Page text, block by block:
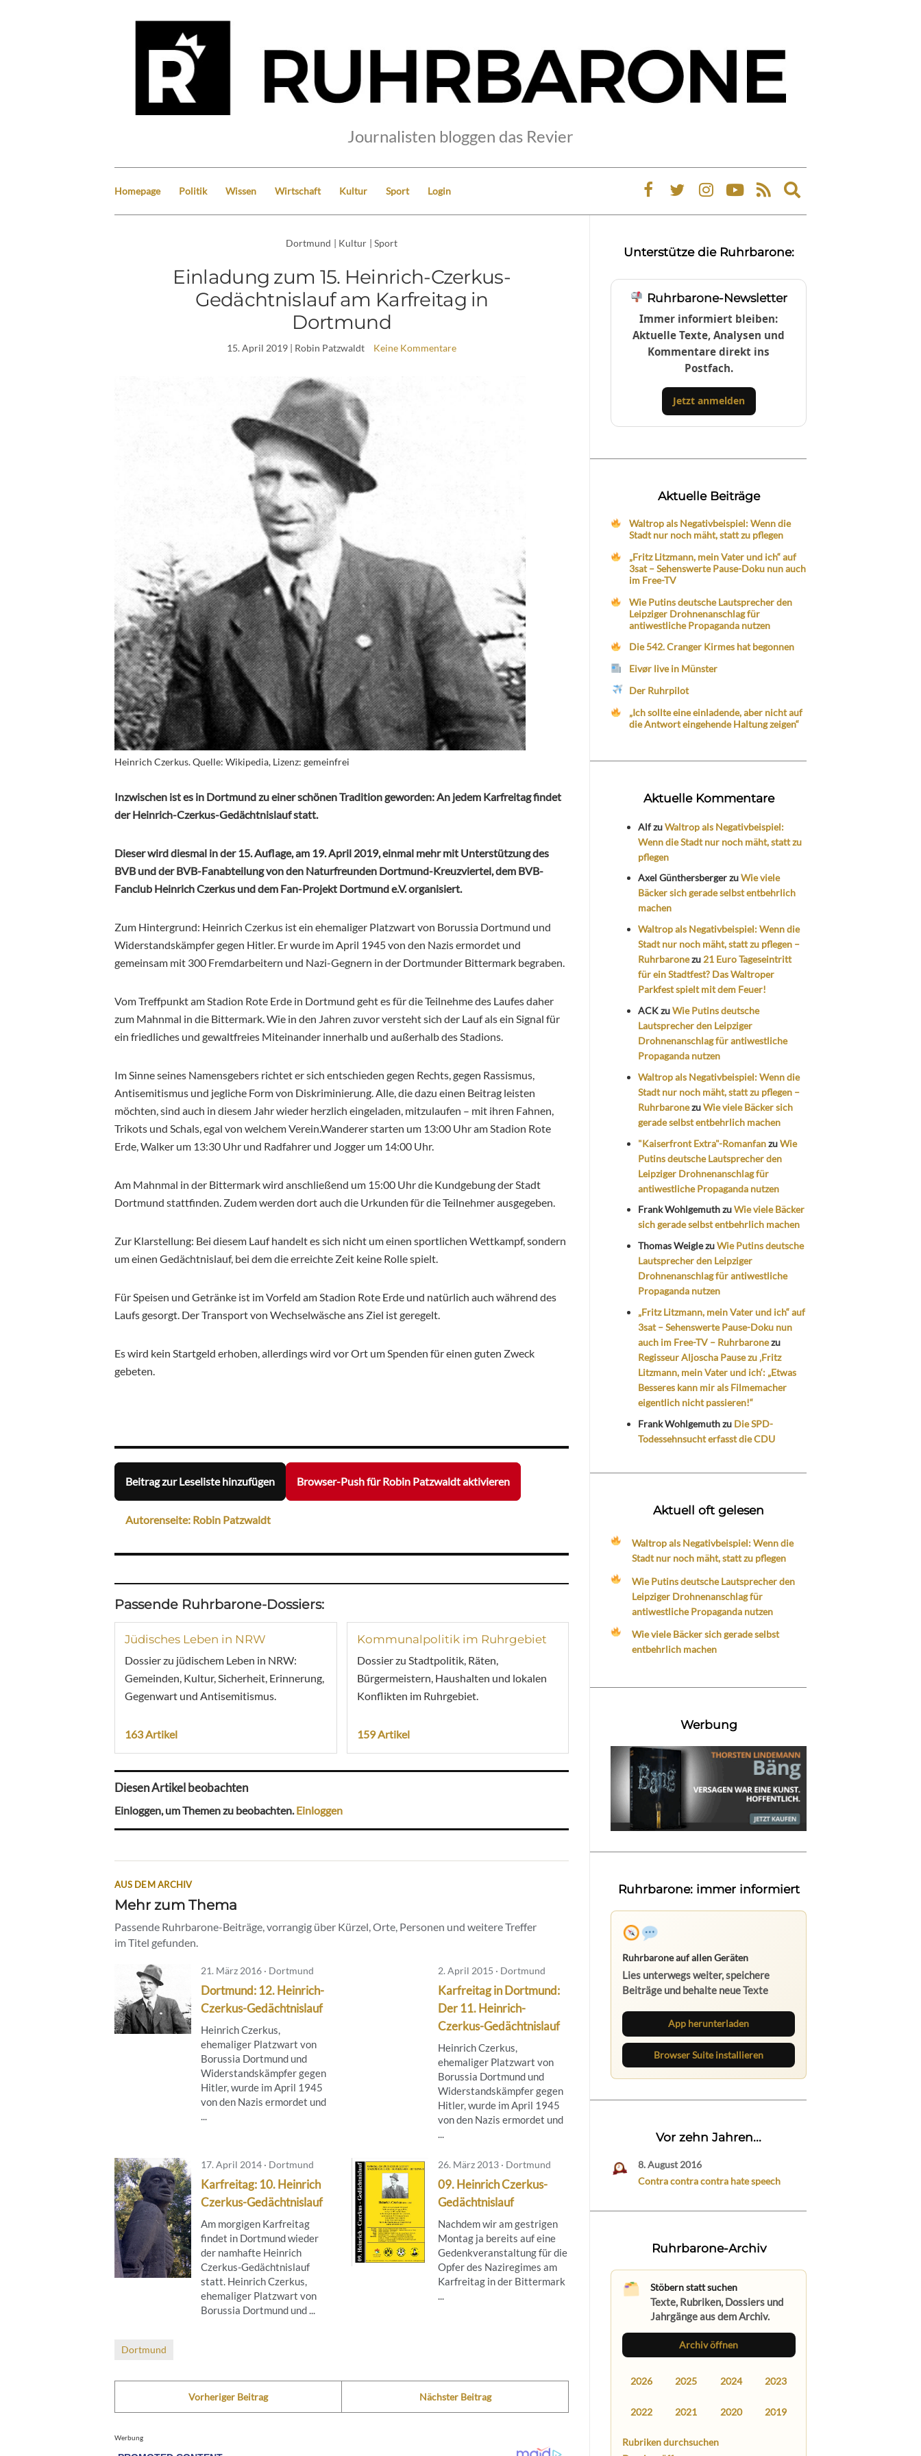
Journalisten bloggen das Revier
Homepage Politik Wissen Wirtschaft Kultur Sport Login
Expand
search
Dortmund | Kultur | Sport
Einladung zum 15. Heinrich-Czerkus-
Gedächtnislauf am Karfreitag in
Dortmund
15. April 2019 | Robin Patzwaldt Keine Kommentare
Heinrich Czerkus. Quelle: Wikipedia, Lizenz: gemeinfrei
Inzwischen ist es in Dortmund zu einer schönen Tradition geworden: An jedem Karfreitag findet
der Heinrich-Czerkus-Gedächtnislauf statt.
Dieser wird diesmal in der 15. Auflage, am 19. April 2019, einmal mehr mit Unterstützung des
BVB und der BVB-Fanabteilung von den Naturfreunden Dortmund-Kreuzviertel, dem BVB-
Fanclub Heinrich Czerkus und dem Fan-Projekt Dortmund e.V. organisiert.
Zum Hintergrund: Heinrich Czerkus ist ein ehemaliger Platzwart von Borussia Dortmund und
Widerstandskämpfer gegen Hitler. Er wurde im April 1945 von den Nazis ermordet und
gemeinsam mit 300 Fremdarbeitern und Nazi-Gegnern in der Dortmunder Bittermark begraben.
Vom Treffpunkt am Stadion Rote Erde in Dortmund geht es für die Teilnehme des Laufes daher
zum Mahnmal in die Bittermark. Wie in den Jahren zuvor versteht sich der Lauf als ein Signal für
ein friedliches und gewaltfreies Miteinander innerhalb und außerhalb des Stadions.
Im Sinne seines Namensgebers richtet er sich entschieden gegen Rechts, gegen Rassismus,
Antisemitismus und jegliche Form von Diskriminierung. Alle, die dazu einen Beitrag leisten
möchten, sind auch in diesem Jahr wieder herzlich eingeladen, mitzulaufen – mit ihren Fahnen,
Trikots und Schals, egal von welchem Verein.Wanderer starten um 13:00 Uhr am Stadion Rote
Erde, Walker um 13:30 Uhr und Radfahrer und Jogger um 14:00 Uhr.
Am Mahnmal in der Bittermark wird anschließend um 15:00 Uhr die Kundgebung der Stadt
Dortmund stattfinden. Zudem werden dort auch die Urkunden für die Teilnehmer ausgegeben.
Zur Klarstellung: Bei diesem Lauf handelt es sich nicht um einen sportlichen Wettkampf, sondern
um einen Gedächtnislauf, bei dem die erreichte Zeit keine Rolle spielt.
Für Speisen und Getränke ist im Vorfeld am Stadion Rote Erde und natürlich auch während des
Laufs gesorgt. Der Transport von Wechselwäsche ans Ziel ist geregelt.
Es wird kein Startgeld erhoben, allerdings wird vor Ort um Spenden für einen guten Zweck
gebeten.
Beitrag zur Leseliste hinzufügen Browser-Push für Robin Patzwaldt aktivieren
Autorenseite: Robin Patzwaldt
Passende Ruhrbarone-Dossiers:
Jüdisches Leben in NRW
Dossier zu jüdischem Leben in NRW:
Gemeinden, Kultur, Sicherheit, Erinnerung,
Gegenwart und Antisemitismus.
163 Artikel
Kommunalpolitik im Ruhrgebiet
Dossier zu Stadtpolitik, Räten,
Bürgermeistern, Haushalten und lokalen
Konflikten im Ruhrgebiet.
159 Artikel
Diesen Artikel beobachten
Einloggen, um Themen zu beobachten. Einloggen
AUS DEM ARCHIV
Mehr zum Thema
Passende Ruhrbarone-Beiträge, vorrangig über Kürzel, Orte, Personen und weitere Treffer
im Titel gefunden.
21. März 2016 · Dortmund
Dortmund: 12. Heinrich-
Czerkus-Gedächtnislauf
Heinrich Czerkus,
ehemaliger Platzwart von
Borussia Dortmund und
Widerstandskämpfer gegen
Hitler, wurde im April 1945
von den Nazis ermordet und
...
2. April 2015 · Dortmund
Karfreitag in Dortmund:
Der 11. Heinrich-
Czerkus-Gedächtnislauf
Heinrich Czerkus,
ehemaliger Platzwart von
Borussia Dortmund und
Widerstandskämpfer gegen
Hitler, wurde im April 1945
von den Nazis ermordet und
...
17. April 2014 · Dortmund
Karfreitag: 10. Heinrich
Czerkus-Gedächtnislauf
Am morgigen Karfreitag
findet in Dortmund wieder
der namhafte Heinrich
Czerkus-Gedächtnislauf
statt. Heinrich Czerkus,
ehemaliger Platzwart von
Borussia Dortmund und ...
26. März 2013 · Dortmund
09. Heinrich Czerkus-
Gedächtnislauf
Nachdem wir am gestrigen
Montag ja bereits auf eine
Gedenkveranstaltung für die
Opfer des Naziregimes am
Karfreitag in der Bittermark
...
Dortmund
Vorheriger Beitrag Nächster Beitrag
Werbung
Unterstütze die Ruhrbarone:
Ruhrbarone-Newsletter
Immer informiert bleiben:
Aktuelle Texte, Analysen und
Kommentare direkt ins
Postfach.
Jetzt anmelden
Aktuelle Beiträge
Waltrop als Negativbeispiel: Wenn die
Stadt nur noch mäht, statt zu pflegen
„Fritz Litzmann, mein Vater und ich“ auf
3sat – Sehenswerte Pause-Doku nun auch
im Free-TV
Wie Putins deutsche Lautsprecher den
Leipziger Drohnenanschlag für
antiwestliche Propaganda nutzen
Die 542. Cranger Kirmes hat begonnen
Eivør live in Münster
Der Ruhrpilot
„Ich sollte eine einladende, aber nicht auf
die Antwort eingehende Haltung zeigen“
Aktuelle Kommentare
AlfzuWaltrop als Negativbeispiel:
Wenn die Stadt nur noch mäht, statt zu
pflegen
Axel GünthersbergerzuWie viele
Bäcker sich gerade selbst entbehrlich
machen
Waltrop als Negativbeispiel: Wenn die
Stadt nur noch mäht, statt zu pflegen –
Ruhrbaronezu 21 Euro Tageseintritt
für ein Stadtfest? Das Waltroper
Parkfest spielt mit dem Feuer!
ACKzuWie Putins deutsche
Lautsprecher den Leipziger
Drohnenanschlag für antiwestliche
Propaganda nutzen
Waltrop als Negativbeispiel: Wenn die
Stadt nur noch mäht, statt zu pflegen –
RuhrbaronezuWie viele Bäcker sich
gerade selbst entbehrlich machen
"Kaiserfront Extra"-RomanfanzuWie
Putins deutsche Lautsprecher den
Leipziger Drohnenanschlag für
antiwestliche Propaganda nutzen
Frank WohlgemuthzuWie viele Bäcker
sich gerade selbst entbehrlich machen
Thomas WeiglezuWie Putins deutsche
Lautsprecher den Leipziger
Drohnenanschlag für antiwestliche
Propaganda nutzen
„Fritz Litzmann, mein Vater und ich“ auf
3sat – Sehenswerte Pause-Doku nun
auch im Free-TV – Ruhrbaronezu
Regisseur Aljoscha Pause zu ‚Fritz
Litzmann, mein Vater und ich‘: „Etwas
Besseres kann mir als Filmemacher
eigentlich nicht passieren!“
Frank Wohlgemuthzu Die SPD-
Todessehnsucht erfasst die CDU
Aktuell oft gelesen
Waltrop als Negativbeispiel: Wenn die
Stadt nur noch mäht, statt zu pflegen
Wie Putins deutsche Lautsprecher den
Leipziger Drohnenanschlag für
antiwestliche Propaganda nutzen
Wie viele Bäcker sich gerade selbst
entbehrlich machen
Werbung
Ruhrbarone: immer informiert
Ruhrbarone auf allen Geräten
Lies unterwegs weiter, speichere
Beiträge und behalte neue Texte
App herunterladen
Browser Suite installieren
Vor zehn Jahren...
8. August 2016
Contra contra contra hate speech
Ruhrbarone-Archiv
Stöbern statt suchen
Texte, Rubriken, Dossiers und
Jahrgänge aus dem Archiv.
Archiv öffnen
2026 2025 2024 2023
2022 2021 2020 2019
Rubriken durchsuchen